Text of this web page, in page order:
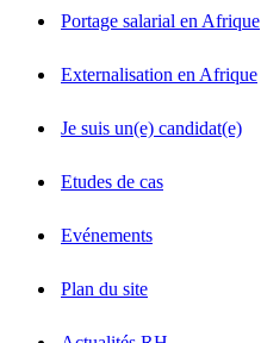
Portage salarial en Afrique
Externalisation en Afrique
Je suis un(e) candidat(e)
Etudes de cas
Evénements
Plan du site